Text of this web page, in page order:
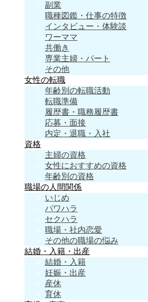
副業
職種図鑑・仕事の特徴
インタビュー・体験談
ワーママ
共働き
専業主婦・パート
その他
女性の転職
年齢別の転職活動
転職準備
履歴書・職務履歴書
応募・面接
内定・退職・入社
資格
主婦の資格
女性におすすめの資格
年齢別の資格
職場の人間関係
いじめ
パワハラ
セクハラ
職場・社内恋愛
その他の職場の悩み
結婚・入籍・出産
結婚・入籍
妊娠・出産
産休
育休